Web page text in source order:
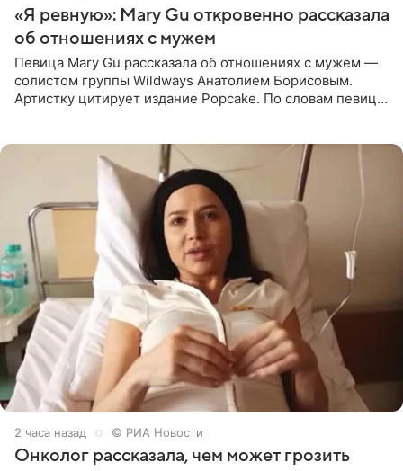
«Я ревную»: Mary Gu откровенно рассказала
об отношениях с мужем
Певица Mary Gu рассказала об отношениях с мужем —
солистом группы Wildways Анатолием Борисовым.
Артистку цитирует издание Popcake. По словам певицы,
2 часа назад © РИА Новости
Онколог рассказала, чем может грозить